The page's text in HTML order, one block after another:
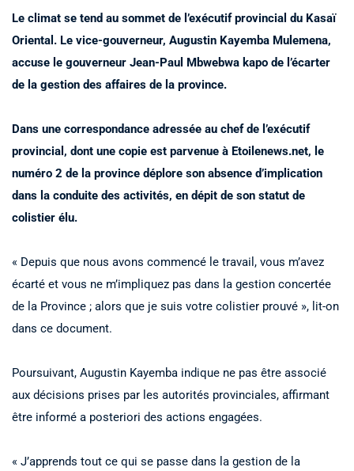
Le climat se tend au sommet de l’exécutif provincial du Kasaï
Oriental. Le vice-gouverneur, Augustin Kayemba Mulemena,
accuse le gouverneur Jean-Paul Mbwebwa kapo de l’écarter
de la gestion des affaires de la province.
Dans une correspondance adressée au chef de l’exécutif
provincial, dont une copie est parvenue à Etoilenews.net, le
numéro 2 de la province déplore son absence d’implication
dans la conduite des activités, en dépit de son statut de
colistier élu.
« Depuis que nous avons commencé le travail, vous m’avez
écarté et vous ne m’impliquez pas dans la gestion concertée
de la Province ; alors que je suis votre colistier prouvé », lit-on
dans ce document.
Poursuivant, Augustin Kayemba indique ne pas être associé
aux décisions prises par les autorités provinciales, affirmant
être informé a posteriori des actions engagées.
« J’apprends tout ce qui se passe dans la gestion de la